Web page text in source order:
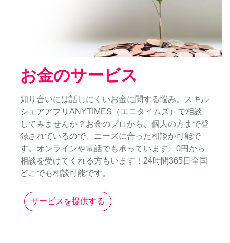
お金のサービス
知り合いには話しにくいお金に関する悩み。スキル
シェアアプリANYTIMES（エニタイムズ）で相談
してみませんか？お金のプロから、個人の方まで登
録されているので、ニーズに合った相談が可能で
す。オンラインや電話でも承っています。0円から
相談を受けてくれる方もいます！24時間365日全国
どこでも相談可能です。
サービスを提供する